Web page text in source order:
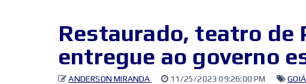
Restaurado, teatro de
entregue ao governo
ANDERSON MIRANDA 11/25/2023 09:26:00 PM